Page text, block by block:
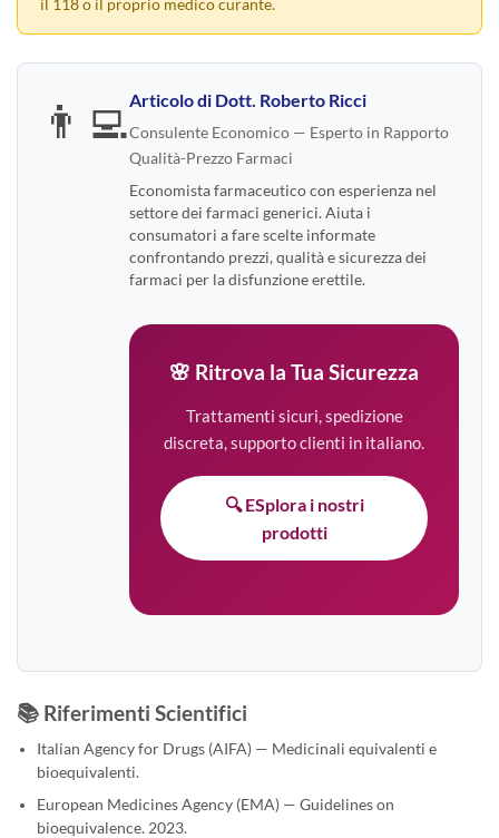
il 118 o il proprio medico curante.
👨‍💻Articolo di Dott. Roberto Ricci
Consulente Economico — Esperto in Rapporto
Qualità-Prezzo Farmaci
Economista farmaceutico con esperienza nel
settore dei farmaci generici. Aiuta i
consumatori a fare scelte informate
confrontando prezzi, qualità e sicurezza dei
farmaci per la disfunzione erettile.
🌸 Ritrova la Tua Sicurezza
Trattamenti sicuri, spedizione
discreta, supporto clienti in italiano.
🔍 ESplora i nostri
prodotti
📚 Riferimenti Scientifici
Italian Agency for Drugs (AIFA) — Medicinali equivalenti e
bioequivalenti.
European Medicines Agency (EMA) — Guidelines on
bioequivalence. 2023.